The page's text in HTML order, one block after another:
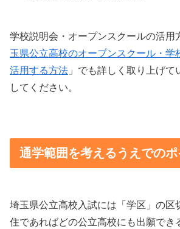
学校説明会・オープンスクールの活用
玉県公立高校のオープンスクール・学
活用する方法 」でも詳しく取り上げて
してください。
通学範囲を考えるうえでのポ
埼玉県公立高校入試には「学区」の区
住であればどの公立高校にも出願でき